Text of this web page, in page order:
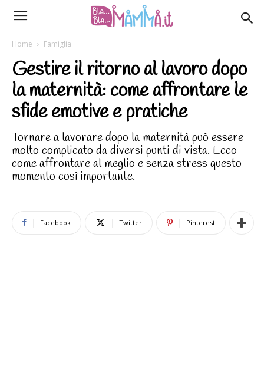
Home Famiglia
Gestire il ritorno al lavoro dopo
la maternità: come affrontare le
sfide emotive e pratiche
Tornare a lavorare dopo la maternità può essere
molto complicato da diversi punti di vista. Ecco
come affrontare al meglio e senza stress questo
momento così importante.
Facebook Twitter Pinterest